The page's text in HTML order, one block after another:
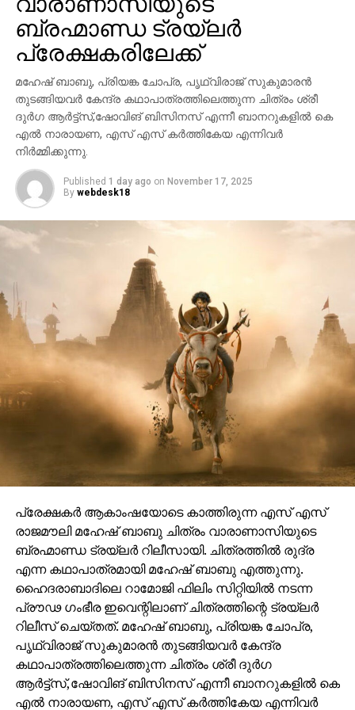
മഹേഷ് ബാബു, പ്രിയങ്ക ചോപ്ര, പൃഥ്വിരാജ് സുകുമാരൻ
തുടങ്ങിയവർ കേന്ദ്ര കഥാപാത്രത്തിലെത്തുന്ന ചിത്രം ശ്രീ
ദുർഗ ആർട്ട്സ്,ഷോവിങ് ബിസിനസ് എന്നീ ബാനറുകളിൽ കെ
നിർമ്മിക്കുന്നു.
Published 1 day ago on November 17, 2025
By webdesk18
പ്രേക്ഷകർ ആകാംഷയോടെ കാത്തിരുന്ന എസ് എസ്
രാജമൗലി മഹേഷ് ബാബു ചിത്രം വാരാണാസിയുടെ
ബ്രഹ്മാണ്ഡ ട്രയ്ലർ റിലീസായി. ചിത്രത്തിൽ രുദ്ര
എന്ന കഥാപാത്രമായി മഹേഷ് ബാബു എത്തുന്നു.
ഹൈദരാബാദിലെ റാമോജി ഫിലിം സിറ്റിയിൽ നടന്ന
പ്രൗഢ ഗംഭീര ഇവെന്റിലാണ് ചിത്രത്തിന്റെ ട്രയ്ലർ
റിലീസ് ചെയ്തത്. മഹേഷ് ബാബു, പ്രിയങ്ക ചോപ്ര,
പൃഥ്വിരാജ് സുകുമാരൻ തുടങ്ങിയവർ കേന്ദ്ര
കഥാപാത്രത്തിലെത്തുന്ന ചിത്രം ശ്രീ ദുർഗ
ആർട്ട്സ്,ഷോവിങ് ബിസിനസ് എന്നീ ബാനറുകളിൽ കെ
എൽ നാരായണ, എസ് എസ് കർത്തികേയ എന്നിവർ
നിർമ്മിക്കുന്നു. കീരവാണിയാണ് വാരണാസിയുടെ
സംഗീത സംവിധാനം നിർവഹിക്കുന്നത്.
മണിക്കൂറുകൾക്കുള്ളിൽ അഞ്ചു മില്യണിൽപ്പരം